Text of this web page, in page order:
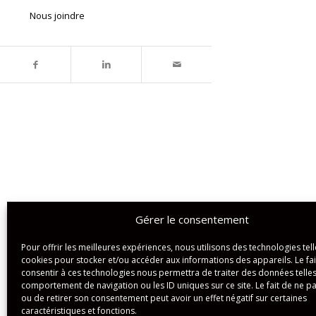
Gérer le consentement
Pour offrir les meilleures expériences, nous utilisons des technologies
cookies pour stocker et/ou accéder aux informations des appareils. Le
consentir à ces technologies nous permettra de traiter des données
comportement de navigation ou les ID uniques sur ce site. Le fait de ne
ou de retirer son consentement peut avoir un effet négatif sur certaines
caractéristiques et fonctions.
Nous joindre